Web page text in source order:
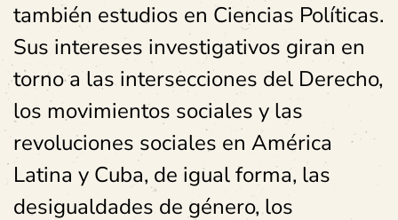
también estudios en Ciencias Políticas.
Sus intereses investigativos giran en
torno a las intersecciones del Derecho,
los movimientos sociales y las
revoluciones sociales en América
Latina y Cuba, de igual forma, las
desigualdades de género, los